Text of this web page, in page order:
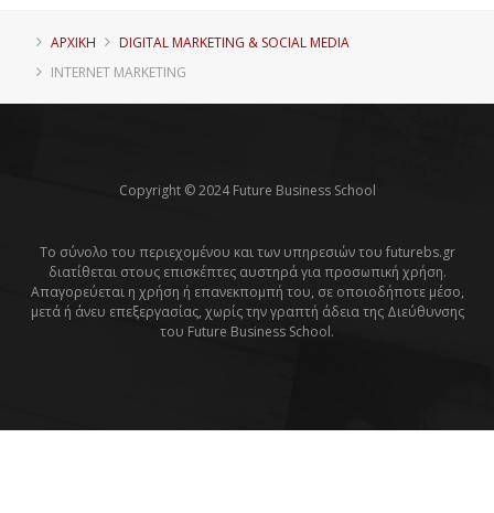
ΑΡΧΙΚΗ
DIGITAL MARKETING & SOCIAL MEDIA
INTERNET MARKETING
Copyright © 2024 Future Business School
Το σύνολο του περιεχομένου και των υπηρεσιών του futurebs.gr
διατίθεται στους επισκέπτες αυστηρά για προσωπική χρήση.
Απαγορεύεται η χρήση ή επανεκπομπή του, σε οποιοδήποτε μέσο,
μετά ή άνευ επεξεργασίας, χωρίς την γραπτή άδεια της Διεύθυνσης
του Future Business School.